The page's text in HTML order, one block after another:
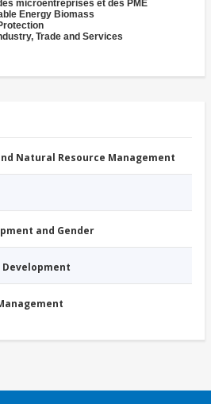
microentreprises et des PME
Energy Biomass
Trade and Services
Natural Resource Management
and Gender
Development